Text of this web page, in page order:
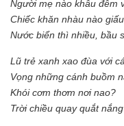
Người mẹ nào khâu đêm
Chiếc khăn nhàu nào
Nước biển thì nhiều, bầu
Lũ trẻ xanh xao đùa với
Vọng những cánh buồm
Khói cơm thơm nơi nao?
Trời chiều quay quắt nắng